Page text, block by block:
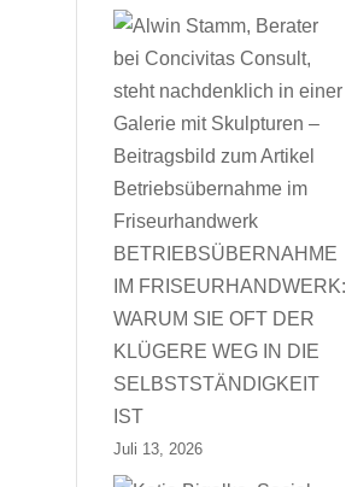
BETRIEBSÜBERNAHME
IM FRISEURHANDWERK:
WARUM SIE OFT DER
KLÜGERE WEG IN DIE
SELBSTSTÄNDIGKEIT
IST
Juli 13, 2026